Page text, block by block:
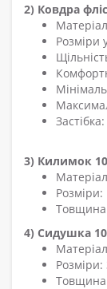
2) Ковдра
Розміри
3) Килимок
4) Сидушка